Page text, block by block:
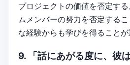
プロジェクトの価値を否定す
ムメンバーの努力を否定する
な経験からも学びを得ることが
9. 「話にあがる度に、彼